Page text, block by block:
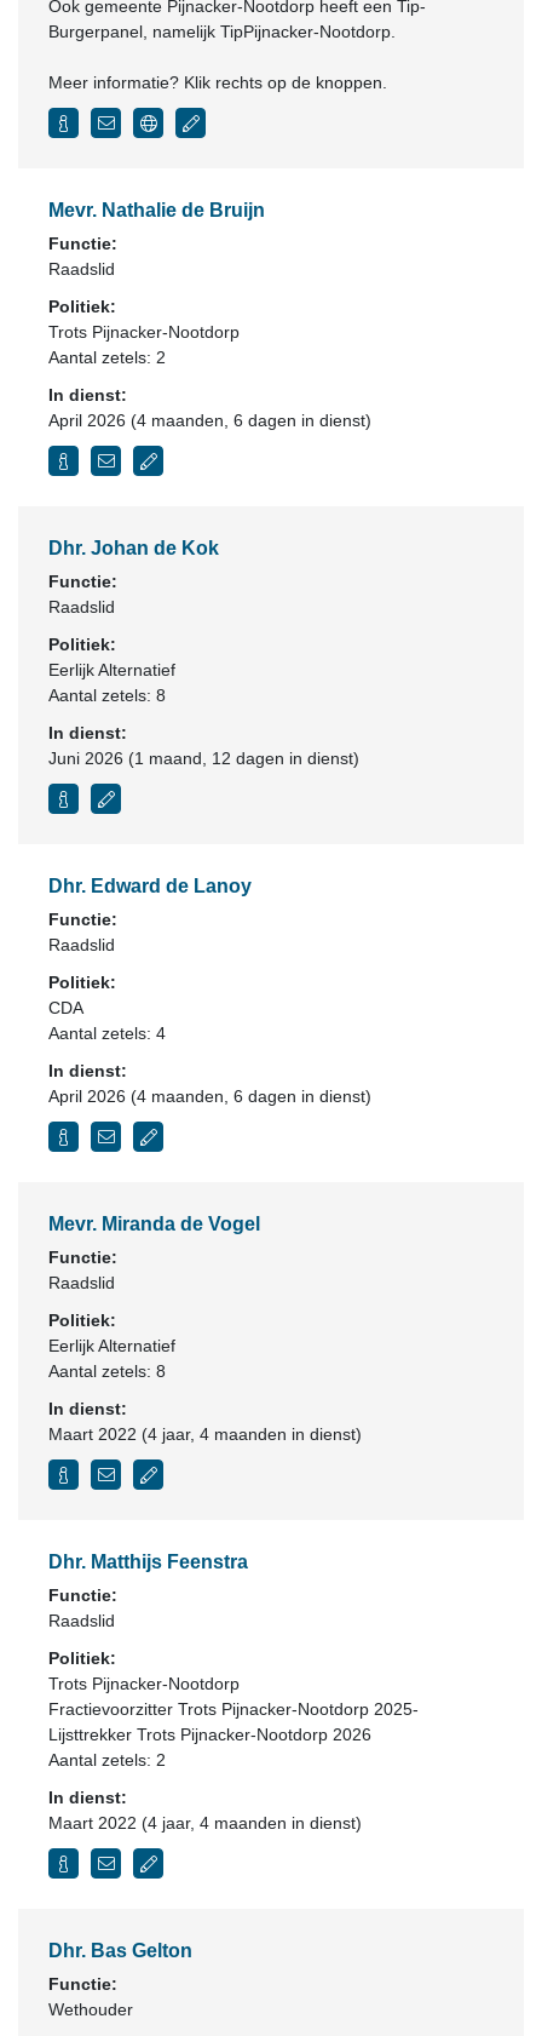
Ook gemeente Pijnacker-Nootdorp heeft een Tip-
Burgerpanel, namelijk TipPijnacker-Nootdorp.
Meer informatie? Klik rechts op de knoppen.
Mevr. Nathalie de Bruijn
Functie:
Raadslid
Politiek:
Trots Pijnacker-Nootdorp
Aantal zetels: 2
In dienst:
April 2026 (4 maanden, 6 dagen in dienst)
Dhr. Johan de Kok
Functie:
Raadslid
Politiek:
Eerlijk Alternatief
Aantal zetels: 8
In dienst:
Juni 2026 (1 maand, 12 dagen in dienst)
Dhr. Edward de Lanoy
Functie:
Raadslid
Politiek:
CDA
Aantal zetels: 4
In dienst:
April 2026 (4 maanden, 6 dagen in dienst)
Mevr. Miranda de Vogel
Functie:
Raadslid
Politiek:
Eerlijk Alternatief
Aantal zetels: 8
In dienst:
Maart 2022 (4 jaar, 4 maanden in dienst)
Dhr. Matthijs Feenstra
Functie:
Raadslid
Politiek:
Trots Pijnacker-Nootdorp
Fractievoorzitter Trots Pijnacker-Nootdorp 2025-
Lijsttrekker Trots Pijnacker-Nootdorp 2026
Aantal zetels: 2
In dienst:
Maart 2022 (4 jaar, 4 maanden in dienst)
Dhr. Bas Gelton
Functie:
Wethouder